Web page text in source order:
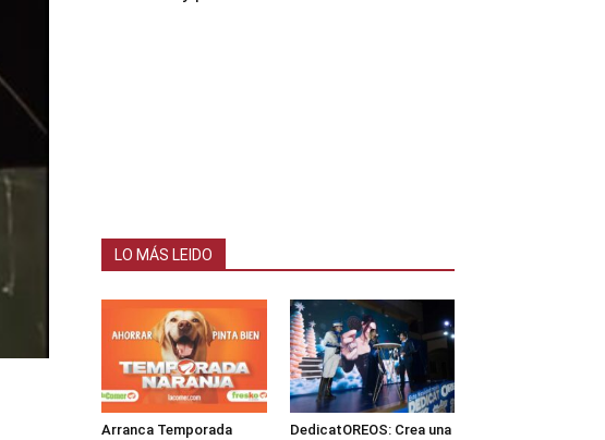
LO MÁS LEIDO
Arranca Temporada
DedicatOREOS: Crea una